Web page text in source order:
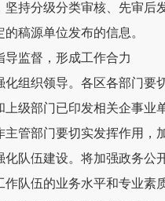
坚持分级分类审核、先审后
稿源单位发布的信息。
导监督，形成工作合力
化组织领导。 各区各部门要
上级部门已印发相关企事业
主管部门要切实发挥作用，
化队伍建设。 将加强政务公
作队伍的业务水平和专业素